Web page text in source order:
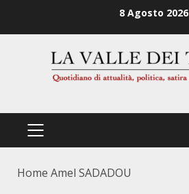
8 Agosto 2026
PRIMÄRES
Home Amel SADADOU